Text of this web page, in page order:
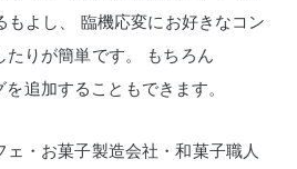
よし、
臨機応変にお好きなコン
りが簡単です。
もちろん
追加することもできます。
・お菓子製造会社・和菓子職人